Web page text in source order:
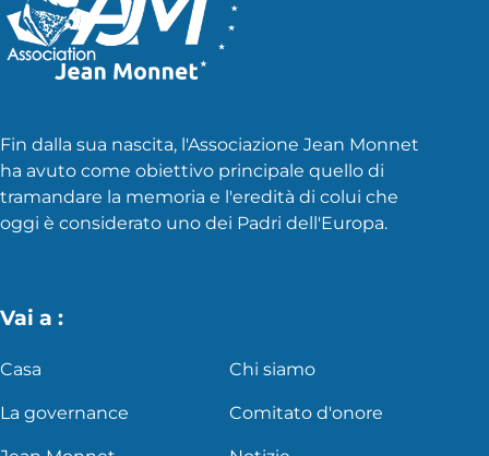
Fin dalla sua nascita, l'Associazione Jean Monnet
ha avuto come obiettivo principale quello di
tramandare la memoria e l'eredità di colui che
oggi è considerato uno dei Padri dell'Europa.
Vai a :
Casa Chi siamo
La governance Comitato d'onore